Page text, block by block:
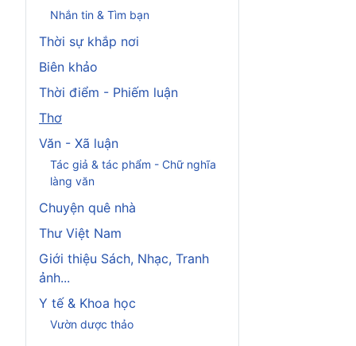
Nhắn tin & Tìm bạn
Thời sự khắp nơi
Biên khảo
Thời điểm - Phiếm luận
Thơ
Văn - Xã luận
Tác giả & tác phẩm - Chữ nghĩa
làng văn
Chuyện quê nhà
Thư Việt Nam
Giới thiệu Sách, Nhạc, Tranh
ảnh...
Y tế & Khoa học
Vườn dược thảo